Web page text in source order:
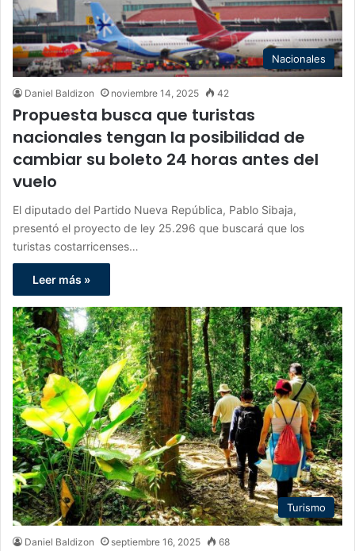
Nacionales
Daniel Baldizon noviembre 14, 2025 42
Propuesta busca que turistas
nacionales tengan la posibilidad de
cambiar su boleto 24 horas antes del
vuelo
El diputado del Partido Nueva República, Pablo Sibaja,
presentó el proyecto de ley 25.296 que buscará que los
turistas costarricenses…
Leer más »
Turismo
Daniel Baldizon septiembre 16, 2025 68